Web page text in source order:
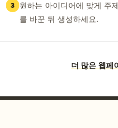
3
원하는 아이디어에 맞게 주
를 바꾼 뒤 생성하세요.
더 많은 웹페